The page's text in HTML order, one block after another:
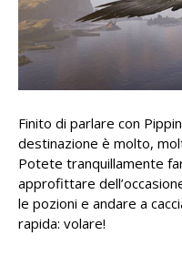
Finito di parlare con
destinazione è molto,
Potete tranquillamente
approfittare
le pozioni e andare a
rapida: volare!